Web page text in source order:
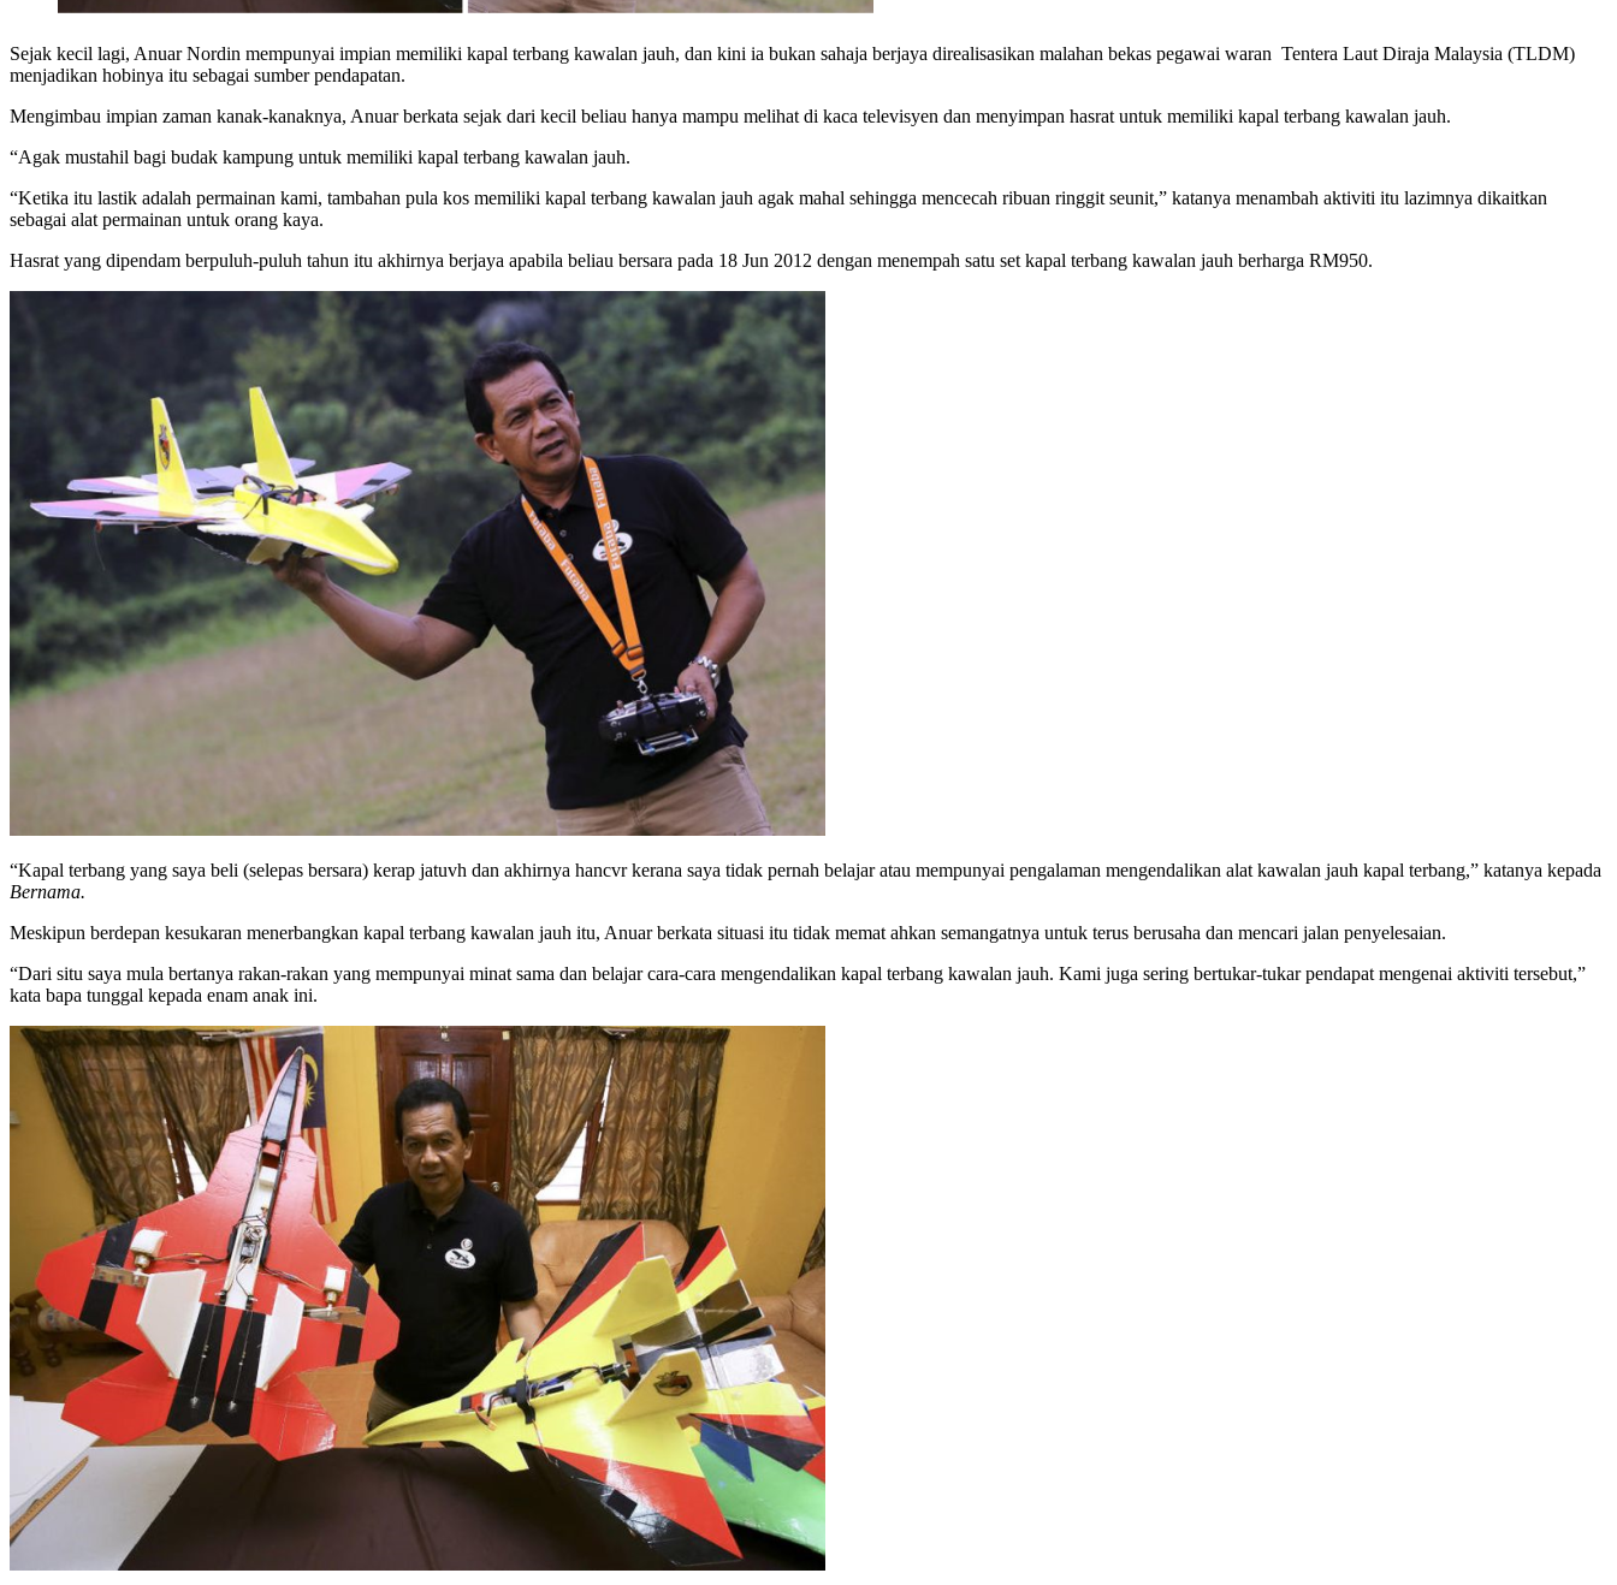
Sejak kecil lagi, Anuar Nordin mempunyai impian memiliki kapal terbang kawalan jauh, dan kini ia bukan sahaja berjaya direalisasikan malahan bekas pegawai waran Tentera Laut Diraja Malaysia (TLDM)
menjadikan hobinya itu sebagai sumber pendapatan.
Mengimbau impian zaman kanak-kanaknya, Anuar berkata sejak dari kecil beliau hanya mampu melihat di kaca televisyen dan menyimpan hasrat untuk memiliki kapal terbang kawalan jauh.
“Agak mustahil bagi budak kampung untuk memiliki kapal terbang kawalan jauh.
“Ketika itu lastik adalah permainan kami, tambahan pula kos memiliki kapal terbang kawalan jauh agak mahal sehingga mencecah ribuan ringgit seunit,” katanya menambah aktiviti itu lazimnya dikaitkan
sebagai alat permainan untuk orang kaya.
Hasrat yang dipendam berpuluh-puluh tahun itu akhirnya berjaya apabila beliau bersara pada 18 Jun 2012 dengan menempah satu set kapal terbang kawalan jauh berharga RM950.
“Kapal terbang yang saya beli (selepas bersara) kerap jatuvh dan akhirnya hancvr kerana saya tidak pernah belajar atau mempunyai pengalaman mengendalikan alat kawalan jauh kapal terbang,” katanya kepada
Bernama.
Meskipun berdepan kesukaran menerbangkan kapal terbang kawalan jauh itu, Anuar berkata situasi itu tidak memat ahkan semangatnya untuk terus berusaha dan mencari jalan penyelesaian.
“Dari situ saya mula bertanya rakan-rakan yang mempunyai minat sama dan belajar cara-cara mengendalikan kapal terbang kawalan jauh. Kami juga sering bertukar-tukar pendapat mengenai aktiviti tersebut,”
kata bapa tunggal kepada enam anak ini.